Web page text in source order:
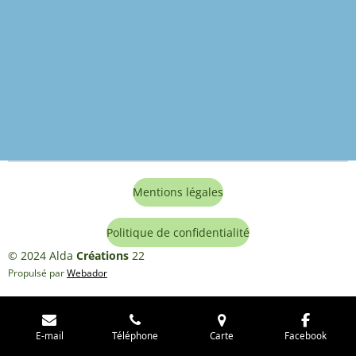
Mentions légales
Politique de confidentialité
© 2024 Alda Créations 22
Propulsé par Webador
E-mail Téléphone Carte Facebook